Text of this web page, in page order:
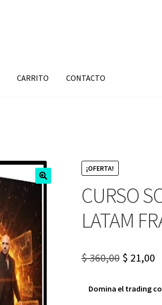
CARRITO CONTACTO
¡OFERTA!
CURSO
LATAM
$360,00 Original
was:
$ 21,00
Domina el trading